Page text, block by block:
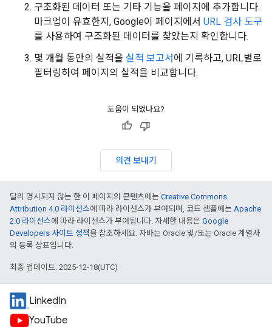
구조화된 데이터 또는 기타 기능을 페이지에 추가합니다.
마크업이 유효한지, Google이 페이지에서 URL 검사 도구
를 사용하여 구조화된 데이터를 찾았는지 확인합니다.
몇 개월 동안의 실적을 실적 보고서 에 기록하고, URL별로
필터링하여 페이지의 실적을 비교합니다.
도움이 되었나요?
의견 보내기
달리 명시되지 않는 한 이 페이지의 콘텐츠에는 Creative Commons
Attribution 4.0 라이선스에 따라 라이선스가 부여되며, 코드 샘플에는 Apache
2.0 라이선스에 따라 라이선스가 부여됩니다. 자세한 내용은 Google
Developers 사이트 정책을 참조하세요. 자바는 Oracle 및/또는 Oracle 계열사
의 등록 상표입니다.
최종 업데이트: 2025-12-18(UTC)
LinkedIn
YouTube